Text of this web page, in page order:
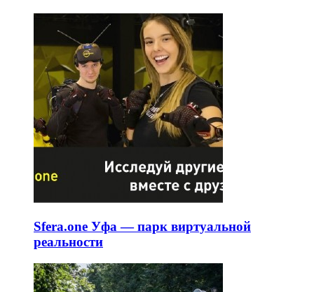
Sfera.one Уфа — парк виртуальной
реальности